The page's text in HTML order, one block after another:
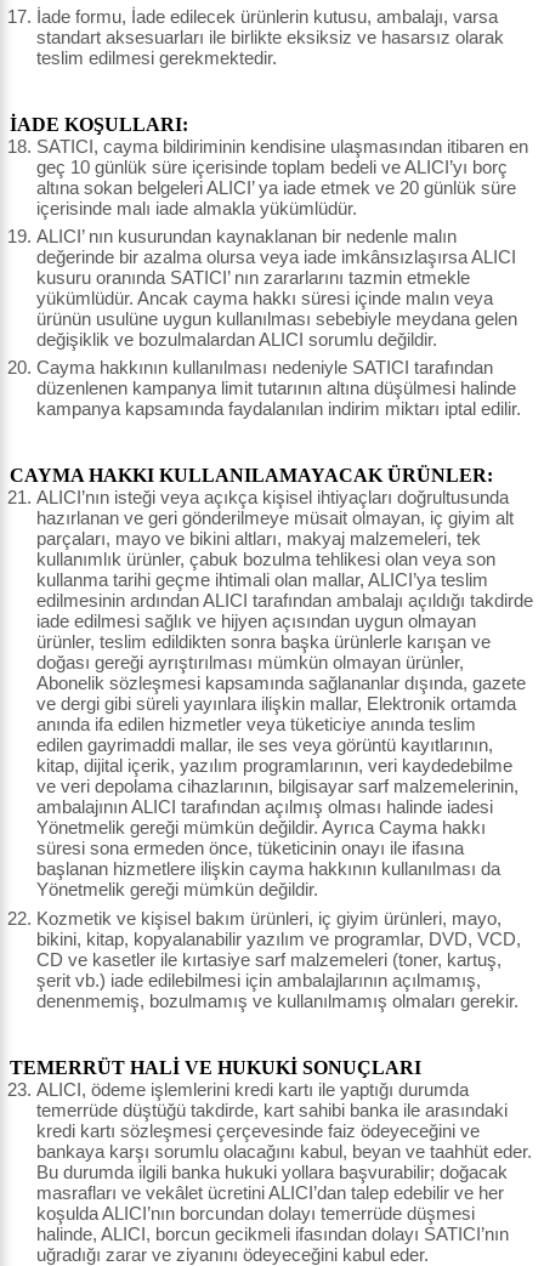
İade formu, İade edilecek ürünlerin kutusu, ambalajı, varsa
standart aksesuarları ile birlikte eksiksiz ve hasarsız olarak
teslim edilmesi gerekmektedir.
İADE KOŞULLARI:
SATICI, cayma bildiriminin kendisine ulaşmasından itibaren en
geç 10 günlük süre içerisinde toplam bedeli ve ALICI’yı borç
altına sokan belgeleri ALICI’ ya iade etmek ve 20 günlük süre
içerisinde malı iade almakla yükümlüdür.
ALICI’ nın kusurundan kaynaklanan bir nedenle malın
değerinde bir azalma olursa veya iade imkânsızlaşırsa ALICI
kusuru oranında SATICI’ nın zararlarını tazmin etmekle
yükümlüdür. Ancak cayma hakkı süresi içinde malın veya
ürünün usulüne uygun kullanılması sebebiyle meydana gelen
değişiklik ve bozulmalardan ALICI sorumlu değildir.
Cayma hakkının kullanılması nedeniyle SATICI tarafından
düzenlenen kampanya limit tutarının altına düşülmesi halinde
kampanya kapsamında faydalanılan indirim miktarı iptal edilir.
CAYMA HAKKI KULLANILAMAYACAK ÜRÜNLER:
ALICI’nın isteği veya açıkça kişisel ihtiyaçları doğrultusunda
hazırlanan ve geri gönderilmeye müsait olmayan, iç giyim alt
parçaları, mayo ve bikini altları, makyaj malzemeleri, tek
kullanımlık ürünler, çabuk bozulma tehlikesi olan veya son
kullanma tarihi geçme ihtimali olan mallar, ALICI’ya teslim
edilmesinin ardından ALICI tarafından ambalajı açıldığı takdirde
iade edilmesi sağlık ve hijyen açısından uygun olmayan
ürünler, teslim edildikten sonra başka ürünlerle karışan ve
doğası gereği ayrıştırılması mümkün olmayan ürünler,
Abonelik sözleşmesi kapsamında sağlananlar dışında, gazete
ve dergi gibi süreli yayınlara ilişkin mallar, Elektronik ortamda
anında ifa edilen hizmetler veya tüketiciye anında teslim
edilen gayrimaddi mallar, ile ses veya görüntü kayıtlarının,
kitap, dijital içerik, yazılım programlarının, veri kaydedebilme
ve veri depolama cihazlarının, bilgisayar sarf malzemelerinin,
ambalajının ALICI tarafından açılmış olması halinde iadesi
Yönetmelik gereği mümkün değildir. Ayrıca Cayma hakkı
süresi sona ermeden önce, tüketicinin onayı ile ifasına
başlanan hizmetlere ilişkin cayma hakkının kullanılması da
Yönetmelik gereği mümkün değildir.
Kozmetik ve kişisel bakım ürünleri, iç giyim ürünleri, mayo,
bikini, kitap, kopyalanabilir yazılım ve programlar, DVD, VCD,
CD ve kasetler ile kırtasiye sarf malzemeleri (toner, kartuş,
şerit vb.) iade edilebilmesi için ambalajlarının açılmamış,
denenmemiş, bozulmamış ve kullanılmamış olmaları gerekir.
TEMERRÜT HALİ VE HUKUKİ SONUÇLARI
ALICI, ödeme işlemlerini kredi kartı ile yaptığı durumda
temerrüde düştüğü takdirde, kart sahibi banka ile arasındaki
kredi kartı sözleşmesi çerçevesinde faiz ödeyeceğini ve
bankaya karşı sorumlu olacağını kabul, beyan ve taahhüt eder.
Bu durumda ilgili banka hukuki yollara başvurabilir; doğacak
masrafları ve vekâlet ücretini ALICI’dan talep edebilir ve her
koşulda ALICI’nın borcundan dolayı temerrüde düşmesi
halinde, ALICI, borcun gecikmeli ifasından dolayı SATICI’nın
uğradığı zarar ve ziyanını ödeyeceğini kabul eder.